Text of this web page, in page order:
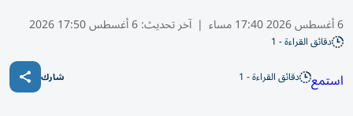
6 أغسطس 2026 17:40 مساء | آخر تحديث:6 أغسطس 17:50 2026
دقائق القراءة - 1
استمع دقائق القراءة - 1 شارك